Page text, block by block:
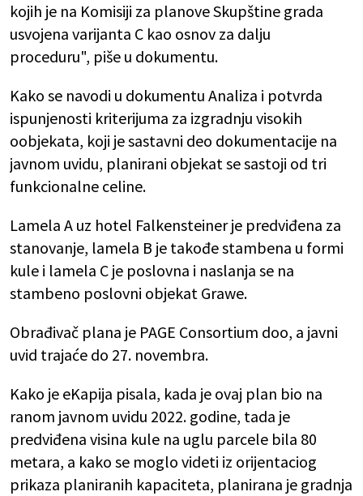
kojih je na Komisiji za planove Skupštine grada
usvojena varijanta C kao osnov za dalju
proceduru", piše u dokumentu.
Kako se navodi u dokumentu Analiza i potvrda
ispunjenosti kriterijuma za izgradnju visokih
oobjekata, koji je sastavni deo dokumentacije na
javnom uvidu, planirani objekat se sastoji od tri
funkcionalne celine.
Lamela A uz hotel Falkensteiner je predviđena za
stanovanje, lamela B je takođe stambena u formi
kule i lamela C je poslovna i naslanja se na
stambeno poslovni objekat Grawe.
Obrađivač plana je PAGE Consortium doo, a javni
uvid trajaće do 27. novembra.
Kako je eKapija pisala, kada je ovaj plan bio na
ranom javnom uvidu 2022. godine, tada je
predviđena visina kule na uglu parcele bila 80
metara, a kako se moglo videti iz orijentaciog
prikaza planiranih kapaciteta, planirana je gradnja